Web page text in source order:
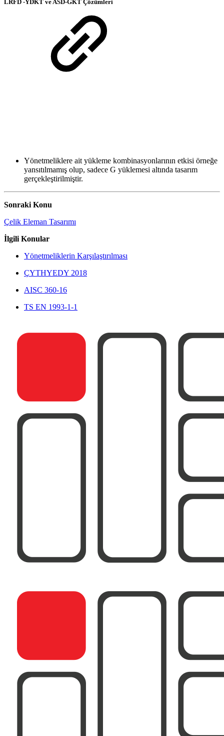
LRFD -YDKT ve ASD-GKT Çözümleri
Yönetmeliklere ait yükleme kombinasyonlarının etkisi örneğe
yansıtılmamış olup, sadece G yüklemesi altında tasarım
gerçekleştirilmiştir.
Sonraki Konu
Çelik Eleman Tasarımı
İlgili Konular
Yönetmeliklerin Karşılaştırılması
ÇYTHYEDY 2018
AISC 360-16
TS EN 1993-1-1